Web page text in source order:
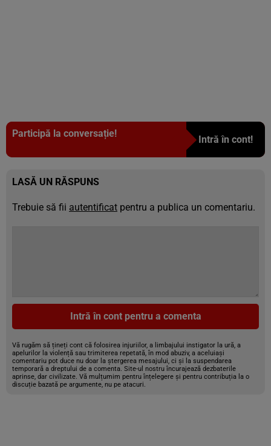
Participă la conversație!
Intră în cont!
LASĂ UN RĂSPUNS
Trebuie să fii autentificat pentru a publica un comentariu.
Intră în cont pentru a comenta
Vă rugăm să țineți cont că folosirea injuriilor, a limbajului instigator la ură, a
apelurilor la violență sau trimiterea repetată, în mod abuziv, a aceluiași
comentariu pot duce nu doar la ștergerea mesajului, ci și la suspendarea
temporară a dreptului de a comenta. Site-ul nostru încurajează dezbaterile
aprinse, dar civilizate. Vă mulțumim pentru înțelegere și pentru contribuția la o
discuție bazată pe argumente, nu pe atacuri.